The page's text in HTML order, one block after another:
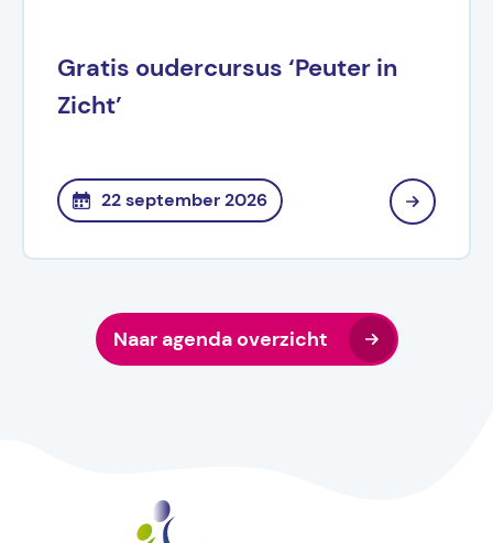
Gratis oudercursus ‘Peuter in
Zicht’
22 september 2026
Naar agenda overzicht